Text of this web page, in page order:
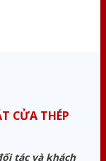
CỬA THÉP
tác và khách